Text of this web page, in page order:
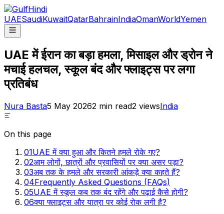
UAESaudiKuwaitQatarBahrainIndiaOmanWorldYemen
UAE में ईरान का बड़ा हमला, मिसाइल और ड्रोन ने
मचाई हलचल, स्कूल बंद और फ्लाइट्स पर लगा
प्रतिबंध
Nura Basta5 May 20262 min read2 viewsIndia
On this page
01UAE में क्या हुआ और कितने हमले रोके गए?
02आम लोगों, छात्रों और प्रवासियों पर क्या असर पड़ा?
03अब तक के हमले और सरकारी आंकड़े क्या कहते हैं?
04Frequently Asked Questions (FAQs)
05UAE में स्कूल कब तक बंद रहेंगे और पढ़ाई कैसे होगी?
06क्या फ्लाइट्स और यात्रा पर कोई रोक लगी है?